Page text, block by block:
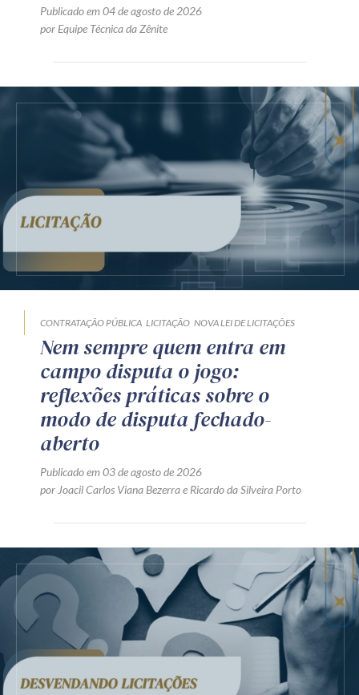
Publicado em 04 de agosto de 2026
por Equipe Técnica da Zênite
CONTRATAÇÃO PÚBLICA LICITAÇÃO NOVA LEI DE LICITAÇÕES
Nem sempre quem entra em
campo disputa o jogo:
reflexões práticas sobre o
modo de disputa fechado-
aberto
Publicado em 03 de agosto de 2026
por Joacil Carlos Viana Bezerrae Ricardo da Silveira Porto